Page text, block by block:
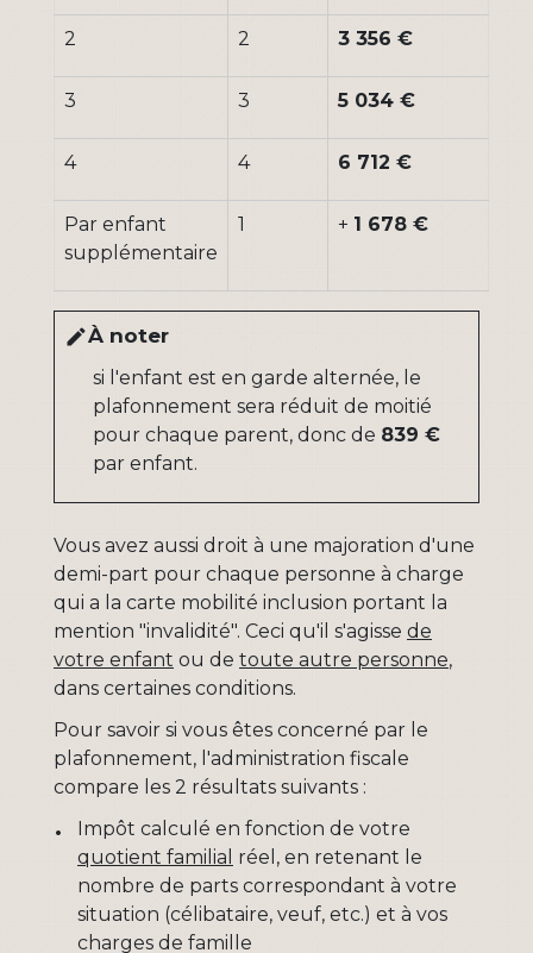
2 2 3 356 €
3 3 5 034 €
4 4 6 712 €
Par enfant
supplémentaire
1 + 1 678 €
editÀ noter
si l'enfant est en garde alternée, le
plafonnement sera réduit de moitié
pour chaque parent, donc de 839 €
par enfant.
Vous avez aussi droit à une majoration d'une
demi-part pour chaque personne à charge
qui a la carte mobilité inclusion portant la
mention "invalidité". Ceci qu'il s'agisse de
votre enfant ou de toute autre personne,
dans certaines conditions.
Pour savoir si vous êtes concerné par le
plafonnement, l'administration fiscale
compare les 2 résultats suivants :
Impôt calculé en fonction de votre
quotient familial réel, en retenant le
nombre de parts correspondant à votre
situation (célibataire, veuf, etc.) et à vos
charges de famille